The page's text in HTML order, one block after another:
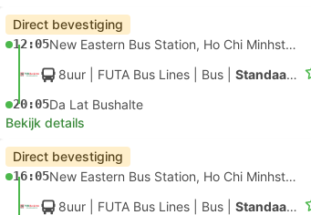
Direct bevestiging
12:05
New Eastern Bus Station, Ho Chi Minhstad
8uur | FUTA Bus Lines Bus Standaard AC
20:05Da Lat Bushalte
Bekijk details
Direct bevestiging
16:05
New Eastern Bus Station, Ho Chi Minhstad
8uur | FUTA Bus Lines Bus Standaard AC